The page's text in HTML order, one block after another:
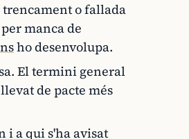
trencament o fallada
manca de
ho desenvolupa.
El termini general
de pacte més
i a qui s'ha avisat